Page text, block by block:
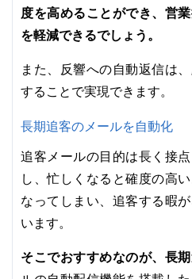
度を高めることができ、営
を軽減できるでしょう。
また、反響への自動返信は
することで実現できます。
長期追客のメールを自動化
追客メールの目的は長く接
し、忙しくなると確度の高
なってしまい、追客する暇
います。
そこでおすすめなのが、長期